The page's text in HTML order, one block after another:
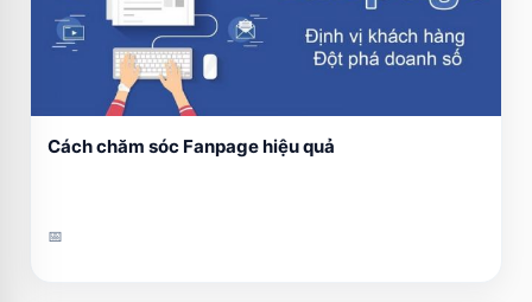
Cách chăm sóc Fanpage hiệu quả
📅